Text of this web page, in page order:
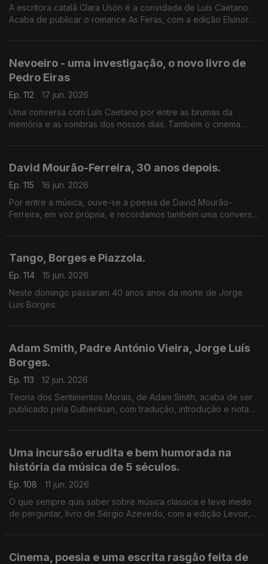
A escritora catalã Clara Usón é a convidada de Luís Caetano.
Acaba de publicar o romance As Feras, com a edição Elsinore.
Nevoeiro - uma investigação, o novo livro de
Pedro Eiras
Ep. 112
17 jun. 2026
Uma conversa com Luís Caetano por entre as brumas da
memória e as sombras dos nossos dias. Também o cinema
David Mourão-Ferreira, 30 anos depois.
Ep. 115
16 jun. 2026
Por entre a música, ouve-se a poesia de David Mourão-
Ferreira, em voz própria, e recordamos também uma conversa
Tango, Borges e Piazzola.
Ep. 114
15 jun. 2026
Neste domingo passaram 40 anos anos da morte de Jorge
Luis Borges.
Adam Smith, Padre António Vieira, Jorge Luís
Borges.
Ep. 113
12 jun. 2026
Teoria dos Sentimentos Morais, de Adam Smith, acaba de ser
publicado pela Gulbenkian, com tradução, introdução e notas
Uma incursão erudita e bem humorada na
história da música de 5 séculos.
Ep. 108
11 jun. 2026
O que sempre quis saber sobre música clássica e teve medo
de perguntar, livro de Sérgio Azevedo, com a edição Levoir,
Cinema, poesia e uma escrita rasgão feita de